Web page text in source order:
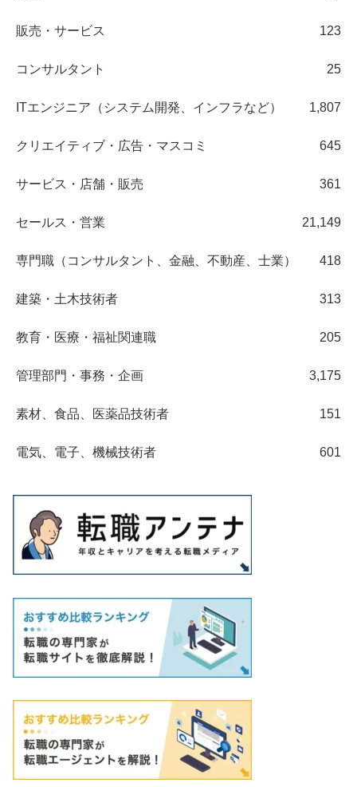
販売・サービス 123
コンサルタント 25
ITエンジニア（システム開発、インフラなど） 1,807
クリエイティブ・広告・マスコミ 645
サービス・店舗・販売 361
セールス・営業 21,149
専門職（コンサルタント、金融、不動産、士業） 418
建築・土木技術者 313
教育・医療・福祉関連職 205
管理部門・事務・企画 3,175
素材、食品、医薬品技術者 151
電気、電子、機械技術者 601